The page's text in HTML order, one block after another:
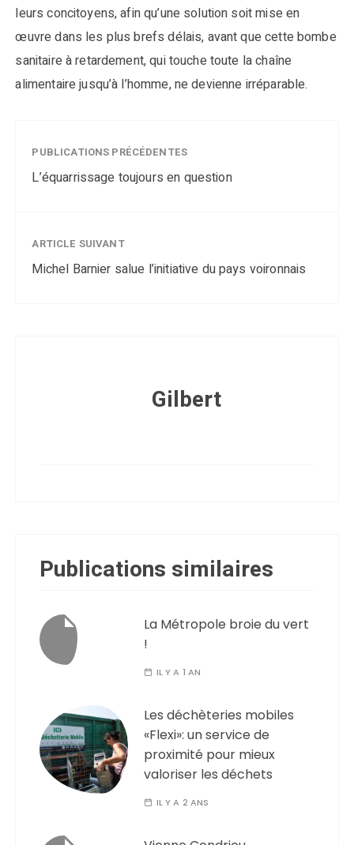
leurs concitoyens, afin qu’une solution soit mise en
œuvre dans les plus brefs délais, avant que cette bombe
sanitaire à retardement, qui touche toute la chaîne
alimentaire jusqu’à l’homme, ne devienne irréparable.
PUBLICATIONS PRÉCÉDENTES
L’équarrissage toujours en question
ARTICLE SUIVANT
Michel Barnier salue l’initiative du pays voironnais
Gilbert
Publications similaires
La Métropole broie du vert
!
IL Y A 1 AN
Les déchèteries mobiles
«Flexi»: un service de
proximité pour mieux
valoriser les déchets
IL Y A 2 ANS